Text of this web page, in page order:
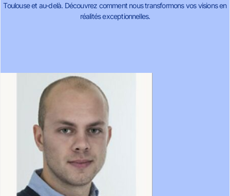
Toulouse et au-delà. Découvrez comment nous transformons vos visions en
réalités exceptionnelles.